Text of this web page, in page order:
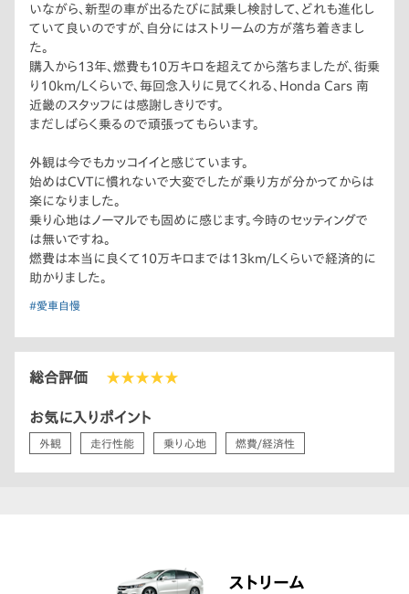
いながら、新型の車が出るたびに試乗し検討して、どれも進化し
ていて良いのですが、自分にはストリームの方が落ち着きまし
た。
購入から13年、燃費も10万キロを超えてから落ちましたが、街乗
り10km/Lくらいで、毎回念入りに見てくれる、Honda Cars 南
近畿のスタッフには感謝しきりです。
まだしばらく乗るので頑張ってもらいます。
外観は今でもカッコイイと感じています。
始めはCVTに慣れないで大変でしたが乗り方が分かってからは
楽になりました。
乗り心地はノーマルでも固めに感じます。今時のセッティングで
は無いですね。
燃費は本当に良くて10万キロまでは13km/Lくらいで経済的に
助かりました。
#愛車自慢
総合評価 ★★★★★
お気に入りポイント
外観 走行性能 乗り心地 燃費/経済性
ストリーム